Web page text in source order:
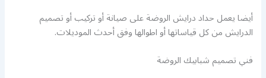
أيضا يعمل حداد درايش الروضة على صيانة أو تركيب أو تصميم
الدرايش من كل قياساتها أو اطوالها وفق أحدث الموديلات.
فني تصميم شبابيك الروضة